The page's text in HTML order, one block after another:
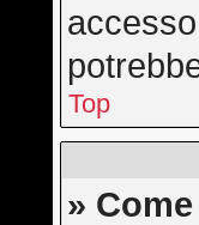
Top
»